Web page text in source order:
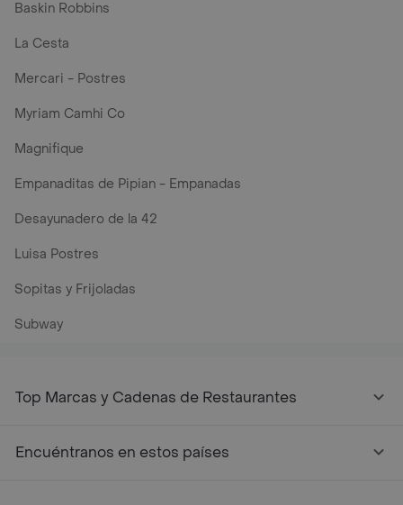
Baskin Robbins
La Cesta
Mercari - Postres
Myriam Camhi Co
Magnifique
Empanaditas de Pipian - Empanadas
Desayunadero de la 42
Luisa Postres
Sopitas y Frijoladas
Subway
Top Marcas y Cadenas de Restaurantes
Encuéntranos en estos países